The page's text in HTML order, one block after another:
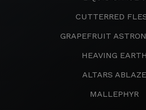
CUTTERRED
GRAPEFRUIT
HEAVING EARTH
ALTARS ABLAZE
MALLEPHYR